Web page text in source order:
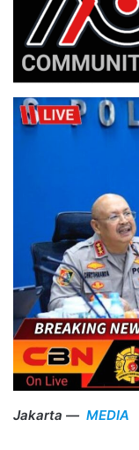
Jakarta — MEDIA